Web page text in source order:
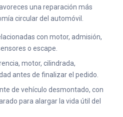
una reparación más
circular del automóvil.
con motor, admisión,
o escape.
motor, cilindrada,
antes de finalizar el pedido.
de vehículo desmontado, con
para alargar la vida útil del